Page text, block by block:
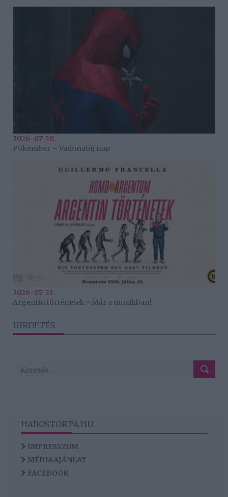
2026-07-28.
Pókember – Vadonatúj nap
2026-07-23.
Argentin történetek - Már a mozikban!
HIRDETÉS
HABOSTORTA.HU
IMPRESSZUM
MÉDIAAJÁNLAT
FACEBOOK